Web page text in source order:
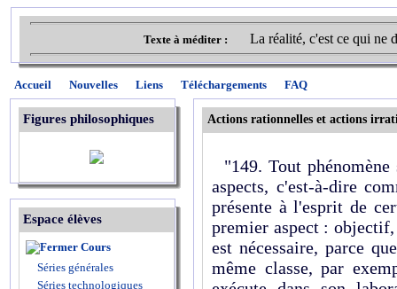
Texte à méditer : La réalité, c'est ce qui ne
Accueil Nouvelles Liens Téléchargements FAQ
Figures philosophiques
Espace élèves
Cours
Séries générales
Séries technologiques
Actions rationnelles et actions
"149. Tout phénomène
aspects, c'est-à-dire
présente à l'esprit de
premier aspect :
est nécessaire, parce
même classe, par